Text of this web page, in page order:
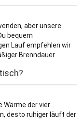
aber unsere
bequem
Lauf empfehlen wir
Brenndauer.
Wärme der vier
desto ruhiger läuft der